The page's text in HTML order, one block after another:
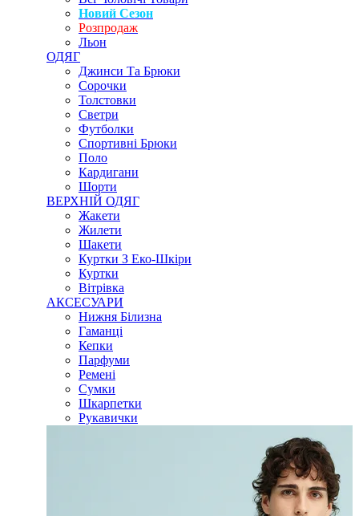
Новий Сезон
Розпродаж
Льон
ОДЯГ
Джинси Та Брюки
Сорочки
Толстовки
Светри
Футболки
Спортивні Брюки
Поло
Кардигани
Шорти
ВЕРХНІЙ ОДЯГ
Жакети
Жилети
Шакети
Куртки З Еко-Шкіри
Куртки
Вітрівка
АКСЕСУАРИ
Нижня Білизна
Гаманці
Кепки
Парфуми
Ремені
Сумки
Шкарпетки
Рукавички